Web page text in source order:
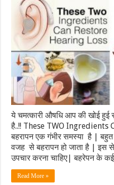
ये चमत्कारी औषधि आप की खोई हुई
है..!! These TWO Ingredients
बहरापन एक गंभीर समस्या है |
वजह से बहरापन हो जाता है | इस
उपचार करना चाहिए| बहरेपन के
Read More »